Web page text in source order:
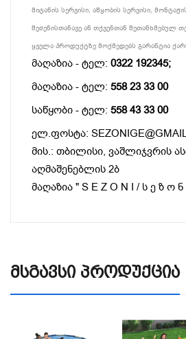
მიტანის სერვისი, აწყობის სერვისი,
შეძენისთანავე ან თქვენთან შეთანხმებულ
ყველა პროდუქტზე მოქმედებს გარანტია
მაღაზია - ტელ: 0322 192345;
მაღაზია - ტელ: 558 23 33 00
საწყობი - ტელ: 558 43 33 00
ელ.ფოსტა:
მის.: თბილისი, ვაშლიჯვრის
აღმაშენებლის 2ბ
მაღაზია " S E Z O N I / ს ე ზ ო ნ
Მსგავსი Პროდუქცია